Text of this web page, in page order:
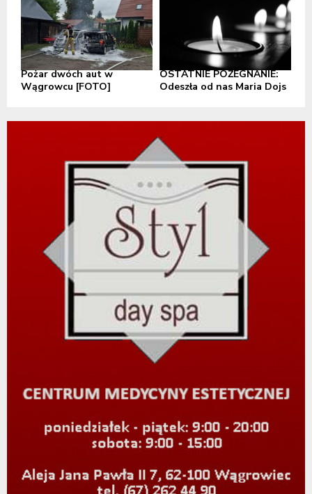
Pożar dwóch aut w
Wągrowcu [FOTO]
OSTATNIE POŻEGNANIE:
Odeszła od nas Maria Dojs